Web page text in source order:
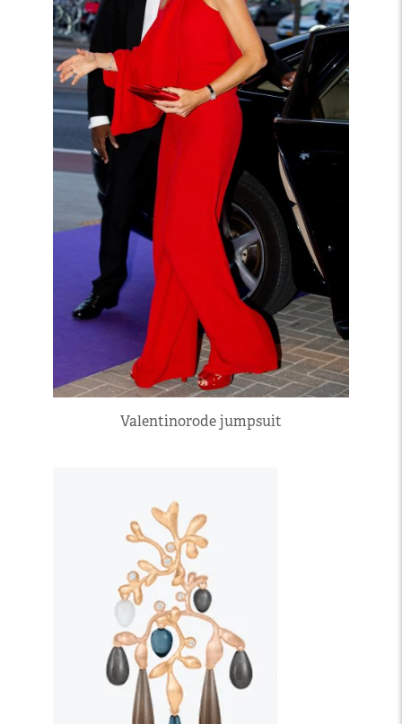
Valentinorode jumpsuit